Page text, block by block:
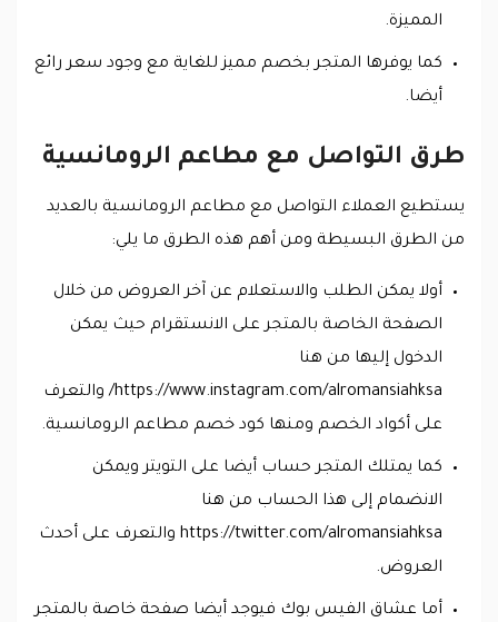
المميزة.
كما يوفرها المتجر بخصم مميز للغاية مع وجود سعر رائع
أيضا.
طرق التواصل مع مطاعم الرومانسية
يستطيع العملاء التواصل مع مطاعم الرومانسية بالعديد
من الطرق البسيطة ومن أهم هذه الطرق ما يلي:
أولا يمكن الطلب والاستعلام عن آخر العروض من خلال
الصفحة الخاصة بالمتجر على الانستقرام حيث يمكن
الدخول إليها من هنا
https://www.instagram.com/alromansiahksa/ والتعرف
على أكواد الخصم ومنها كود خصم مطاعم الرومانسية.
كما يمتلك المتجر حساب أيضا على التويتر ويمكن
الانضمام إلى هذا الحساب من هنا
https://twitter.com/alromansiahksa والتعرف على أحدث
العروض.
أما عشاق الفيس بوك فيوجد أيضا صفحة خاصة بالمتجر